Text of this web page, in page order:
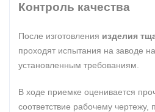
Контроль качества
После изготовления изделия
проходят испытания на заводе
установленным требованиям.
В ходе приемке оценивается
соответствие рабочему чертежу,